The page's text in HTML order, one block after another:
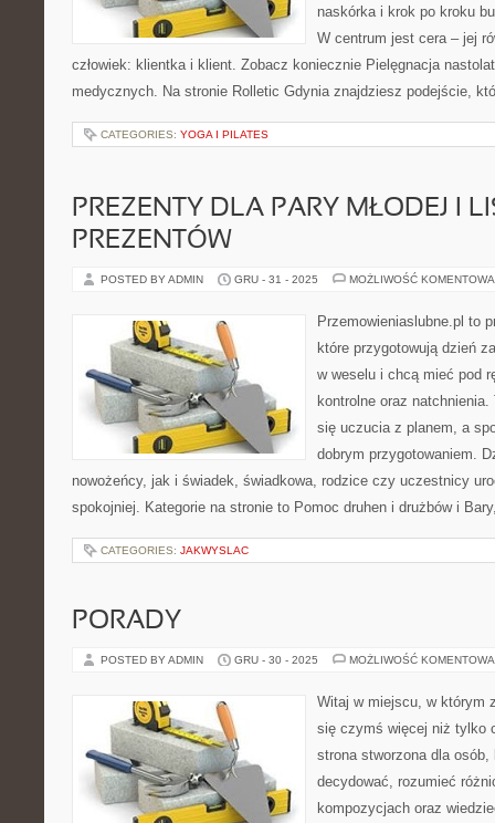
naskórka i krok po kroku
W centrum jest cera – jej
człowiek: klientka i klient. Zobacz koniecznie Pielęgnacja
medycznych. Na stronie Rolletic Gdynia znajdziesz podejście,
CATEGORIES: YOGA I PILATES
PREZENTY DLA PARY MŁODEJ I
PREZENTÓW
POSTED BY ADMIN GRU - 31 - 2025 MOŻLIWOŚĆ
Przemowieniaslubne.pl to
które przygotowują dzień
w weselu i chcą mieć pod
kontrolne oraz
się uczucia z planem, a
dobrym przygotowaniem.
nowożeńcy, jak i świadek, świadkowa, rodzice czy uczestnicy
spokojniej. Kategorie na stronie to Pomoc druhen i drużbów i
CATEGORIES: JAKWYSLAC
PORADY
POSTED BY ADMIN GRU - 30 - 2025 MOŻLIWOŚĆ
Witaj w miejscu, w którym
się czymś więcej niż tylko
strona stworzona dla
decydować, rozumieć
kompozycjach oraz